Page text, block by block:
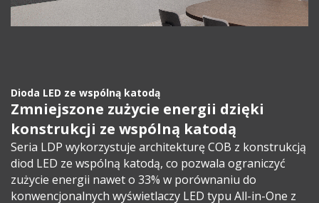
Dioda LED ze wspólną katodą
Zmniejszone zużycie energii dzięki
konstrukcji ze wspólną katodą
Seria LDP wykorzystuje architekturę COB z konstrukcją
diod LED ze wspólną katodą, co pozwala ograniczyć
zużycie energii nawet o 33% w porównaniu do
konwencjonalnych wyświetlaczy LED typu All-in-One z